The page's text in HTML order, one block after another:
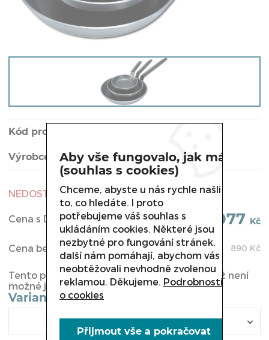
Kód produktu:
Výrobce: TOMGAST
NEDOSTUPNÉ
Cena s DPH: 1 077 Kč
Cena bez DPH: 890 Kč
Tento produkt byl vyřazen z naší nabídky a již není
možné jej u nás koupit.
Varianta
Aby vše fungovalo, jak má
(souhlas s cookies)
Chceme, abyste u nás rychle našli
to, co hledáte. I proto
potřebujeme váš souhlas s
ukládáním cookies. Některé jsou
nezbytné pro fungování stránek,
další nám pomáhají, abychom vás
neobtěžovali nevhodně zvolenou
reklamou. Děkujeme. Podrobnosti
o cookies
Přijmout vše a pokračovat